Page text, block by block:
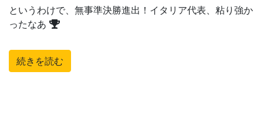
というわけで、無事準決勝進出！イタリア代表、粘り強か
ったなあ
続きを読む